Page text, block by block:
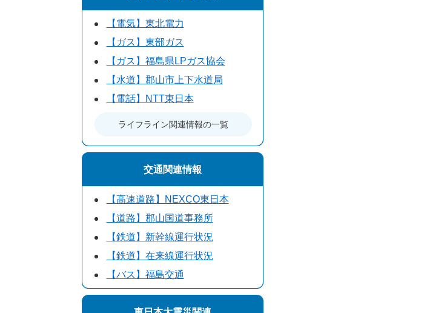
【電気】東北電力
【ガス】東部ガス
【ガス】福島県LPガス協会
【水道】郡山市上下水道局
【電話】NTT東日本
ライフライン関連情報の一覧
交通関連情報
【高速道路】NEXCO東日本
【道路】郡山国道事務所
【鉄道】新幹線運行状況
【鉄道】在来線運行状況
【バス】福島交通